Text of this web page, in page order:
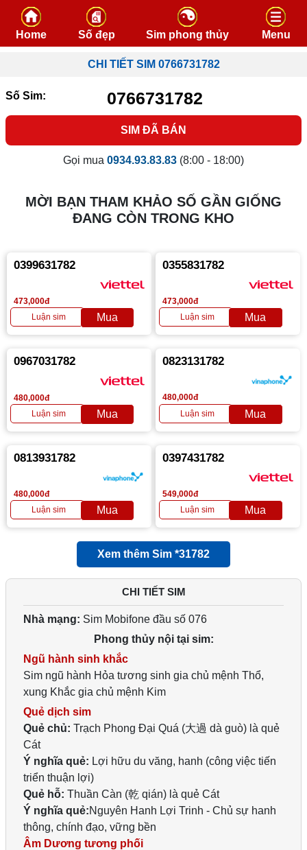
Skip to content
Home Số đẹp Sim phong thủy Menu
CHI TIẾT SIM 0766731782
Số Sim: 0766731782
SIM ĐÃ BÁN
Gọi mua 0934.93.83.83 (8:00 - 18:00)
MỜI BẠN THAM KHẢO SỐ GẦN GIỐNG
ĐANG CÒN TRONG KHO
0399631782
473,000đ
0355831782
473,000đ
0967031782
480,000đ
0823131782
480,000đ
0813931782
480,000đ
0397431782
549,000đ
Xem thêm Sim *31782
CHI TIẾT SIM
Nhà mạng: Sim Mobifone đầu số 076
Phong thủy nội tại sim:
Ngũ hành sinh khắc
Sim ngũ hành Hỏa tương sinh gia chủ mệnh Thổ,
xung Khắc gia chủ mệnh Kim
Quẻ dịch sim
Quẻ chủ: Trạch Phong Đại Quá (大過 dà guò) là quẻ
Cát
Ý nghĩa quẻ: Lợi hữu du văng, hanh (công việc tiến
triển thuận lợi)
Quẻ hỗ: Thuần Càn (乾 qián) là quẻ Cát
Ý nghĩa quẻ:Nguyên Hanh Lợi Trinh - Chủ sự hanh
thông, chính đạo, vững bền
Âm Dương tương phối